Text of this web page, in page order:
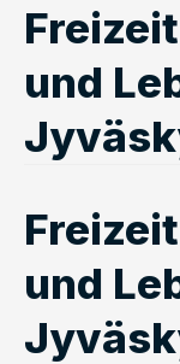
und
und